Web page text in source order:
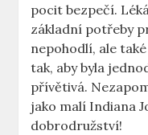
pocit bezpečí.
základní potřeby
nepohodlí, ale
tak, aby byla
přívětivá.
jako malí Indiana
dobrodružství!